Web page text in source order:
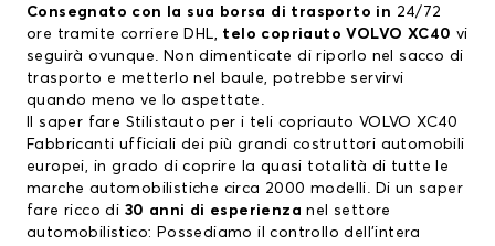
Consegnato con la sua borsa di trasporto in 24/72
ore tramite corriere DHL, telo copriauto VOLVO XC40 vi
seguirà ovunque. Non dimenticate di riporlo nel sacco di
trasporto e metterlo nel baule, potrebbe servirvi
quando meno ve lo aspettate.
Il saper fare Stilistauto per i teli copriauto VOLVO XC40
Fabbricanti ufficiali dei più grandi costruttori automobili
europei, in grado di coprire la quasi totalità di tutte le
marche automobilistiche circa 2000 modelli. Di un saper
fare ricco di 30 anni di esperienza nel settore
automobilistico: Possediamo il controllo dell'intera